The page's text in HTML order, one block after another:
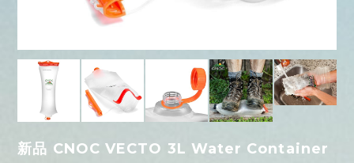
新品 CNOC VECTO 3L Water Container